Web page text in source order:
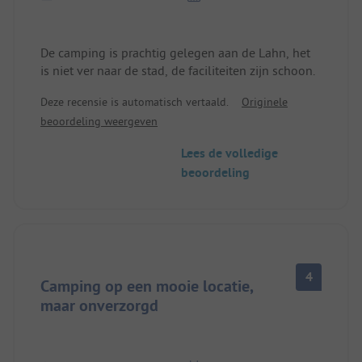
De camping is prachtig gelegen aan de Lahn, het
is niet ver naar de stad, de faciliteiten zijn schoon.
Deze recensie is automatisch vertaald.
Originele
beoordeling weergeven
Lees de volledige
beoordeling
Camping op een mooie locatie,
maar onverzorgd
4